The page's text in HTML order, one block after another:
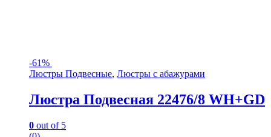
-61%
Люстры Подвесные, Люстры с абажурами
Люстра Подвесная 22476/8 WH+GD
0 out of 5